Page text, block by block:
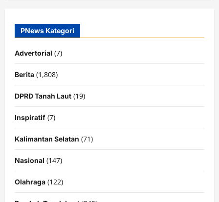
PNews Kategori
Advertorial (7)
Berita (1,808)
DPRD Tanah Laut (19)
Inspiratif (7)
Kalimantan Selatan (71)
Nasional (147)
Olahraga (122)